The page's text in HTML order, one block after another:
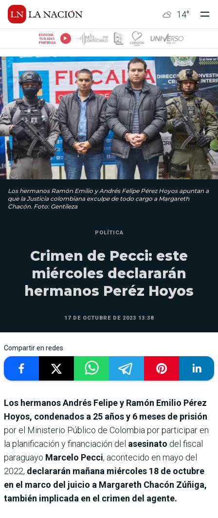
14°
ESCUCHÁ
TU RADIO
PREFERIDA
Los hermanos Ramón Emilio y Andrés Felipe Pérez Hoyos apuntan a
que la Justicia colombiana exculpe de todo cargo a Margareth
Chacón. Foto: Gentileza
POLÍTICA
Crimen de Pecci: este
miércoles declararán
hermanos Peréz Hoyos
17 DE OCTUBRE DE 2023 13:38
Compartir en redes
Los hermanos Andrés Felipe y Ramón Emilio Pérez
Hoyos, condenados a 25 años y 6 meses de prisión
por el Ministerio Público de Colombiapor participar en
la planificación y financiación del asesinato del fiscal
paraguayo Marcelo Pecci, acontecido en mayo del
2022, declararán mañana miércoles 18 de octubre
en el marco del juicio a Margareth Chacón Zúñiga,
también implicada en el crimen del agente.